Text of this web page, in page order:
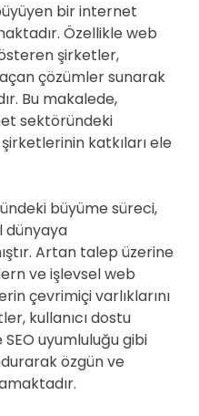
bir internet
Özellikle web
şirketler,
çözümler sunarak
Bu makalede,
sektöründeki
katkıları ele
büyüme süreci,
dünyaya
Artan talep üzerine
ve işlevsel web
çevrimiçi varlıklarını
kullanıcı dostu
uyumluluğu gibi
özgün ve